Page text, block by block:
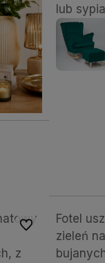
lub
z
Do ulubionych
Fotel
zieleń